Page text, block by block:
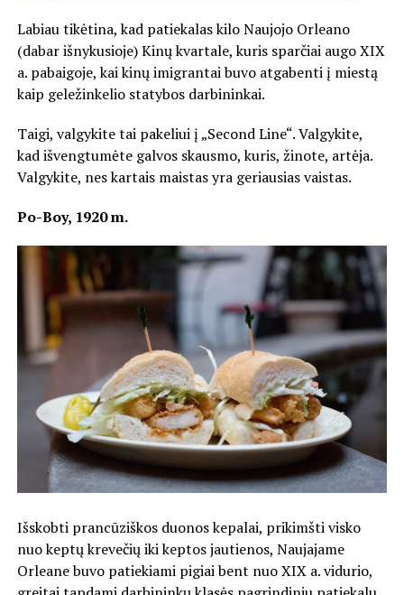
Labiau tikėtina, kad patiekalas kilo Naujojo Orleano
(dabar išnykusioje) Kinų kvartale, kuris sparčiai augo XIX
a. pabaigoje, kai kinų imigrantai buvo atgabenti į miestą
kaip geležinkelio statybos darbininkai.
Taigi, valgykite tai pakeliui į „Second Line“. Valgykite,
kad išvengtumėte galvos skausmo, kuris, žinote, artėja.
Valgykite, nes kartais maistas yra geriausias vaistas.
Po-Boy, 1920 m.
Išskobti prancūziškos duonos kepalai, prikimšti visko
nuo keptų krevečių iki keptos jautienos, Naujajame
Orleane buvo patiekiami pigiai bent nuo XIX a. vidurio,